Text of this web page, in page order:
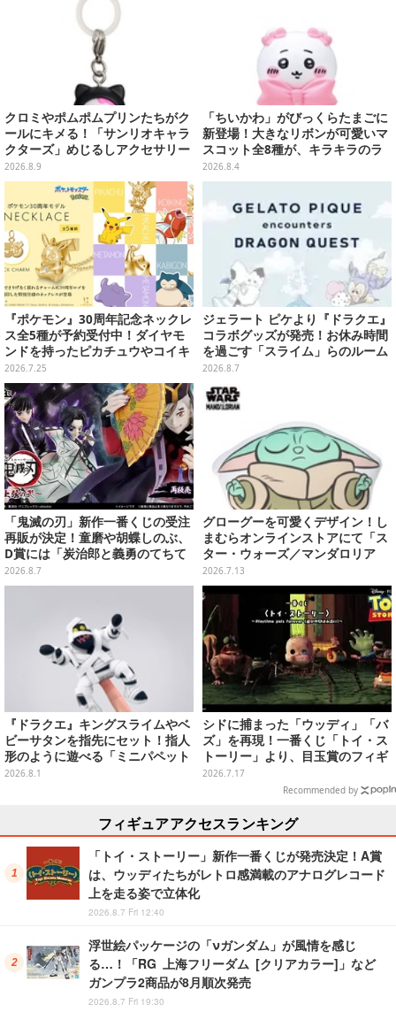
クロミやポムポムプリンたちがク
ールにキメる！「サンリオキャラ
クターズ」めじるしアクセサリー
がガシャポン展開
2026.8.9
「ちいかわ」がびっくらたまごに
新登場！大きなリボンが可愛いマ
スコット全8種が、キラキラのラ
メ入り入浴剤から飛び出す
2026.8.4
『ポケモン』30周年記念ネックレ
ス全5種が予約受付中！ダイヤモ
ンドを持ったピカチュウやコイキ
ングの“はねる”も
2026.7.25
ジェラート ピケより『ドラクエ』
コラボグッズが発売！お休み時間
を過ごす「スライム」らのルーム
ウェア、雑貨など多数ラインナッ
プ
2026.8.7
「鬼滅の刃」新作一番くじの受注
再販が決定！童磨や胡蝶しのぶ、
D賞には「炭治郎と義勇のてちて
ちフィギュア」も
2026.8.7
グローグーを可愛くデザイン！し
まむらオンラインストアにて「ス
ター・ウォーズ／マンダロリア
ン」雑貨が本日7月13日15時より
予約販売
2026.7.13
『ドラクエ』キングスライムやベ
ビーサタンを指先にセット！指人
形のように遊べる「ミニパペット
ぬいぐるみ」が楽しい
2026.8.1
シドに捕まった「ウッディ」「バ
ズ」を再現！一番くじ「トイ・ス
トーリー」より、目玉賞のフィギ
ュアが先行公開
2026.7.17
Recommended by
フィギュアアクセスランキング
「トイ・ストーリー」新作一番くじが発売決定！A賞
は、ウッディたちがレトロ感満載のアナログレコード
上を走る姿で立体化
2026.8.7 Fri 12:40
浮世絵パッケージの「νガンダム」が風情を感じ
る…！「RG 上海フリーダム [クリアカラー]」など
ガンプラ2商品が8月順次発売
2026.8.7 Fri 19:30